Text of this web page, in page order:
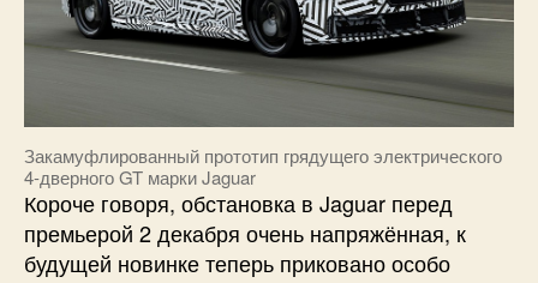
Закамуфлированный прототип грядущего электрического
4-дверного GT марки Jaguar
Короче говоря, обстановка в Jaguar перед
премьерой 2 декабря очень напряжённая, к
будущей новинке теперь приковано особо